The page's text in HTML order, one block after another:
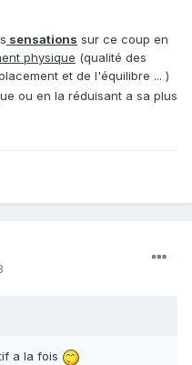
sensations sur ce coup en
physique (qualité des
et de l'équilibre ... )
ou en la réduisant a sa plus
a la fois